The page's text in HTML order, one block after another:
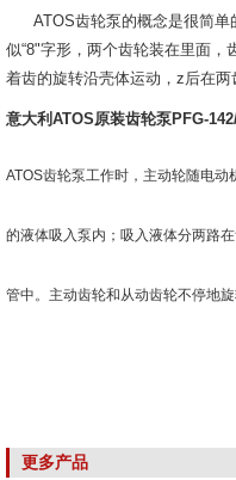
ATOS齿轮泵的概念是很简单
似“8"字形，两个齿轮装在里面
着齿的旋转沿壳体运动，z后在
意大利ATOS原装齿轮泵PFG-
ATOS齿轮泵工作时，主动轮随电
的液体吸入泵内；吸入液体分两路
管中。主动齿轮和从动齿轮不停地
更多产品